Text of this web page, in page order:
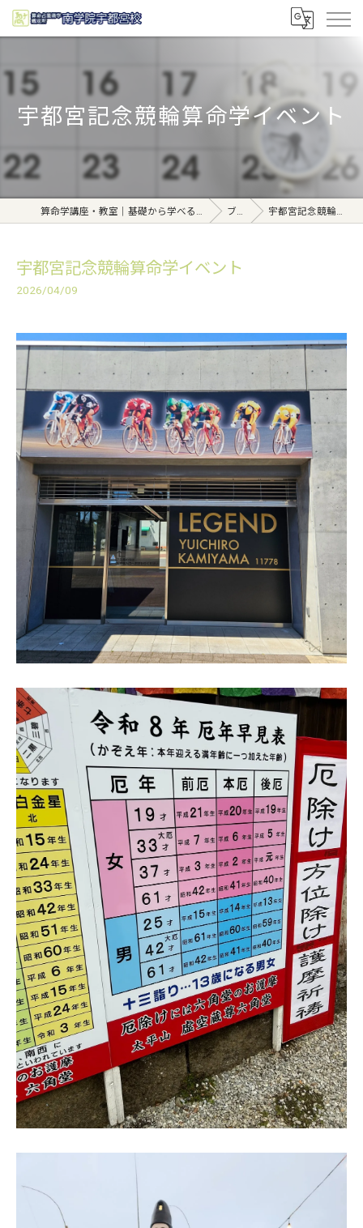
宇都宮記念競輪算命学イベント
算命学講座・教室｜基礎から学べる東京日本橋【日本橋南学院】 ブログ 宇都宮記念競輪算命学イベント
宇都宮記念競輪算命学イベント
2026/04/09